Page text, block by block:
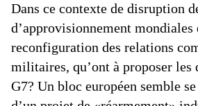
Dans ce contexte de disruption
d’approvisionnement mondiales
reconfiguration des relations
militaires, qu’ont à proposer les
G7? Un bloc européen semble